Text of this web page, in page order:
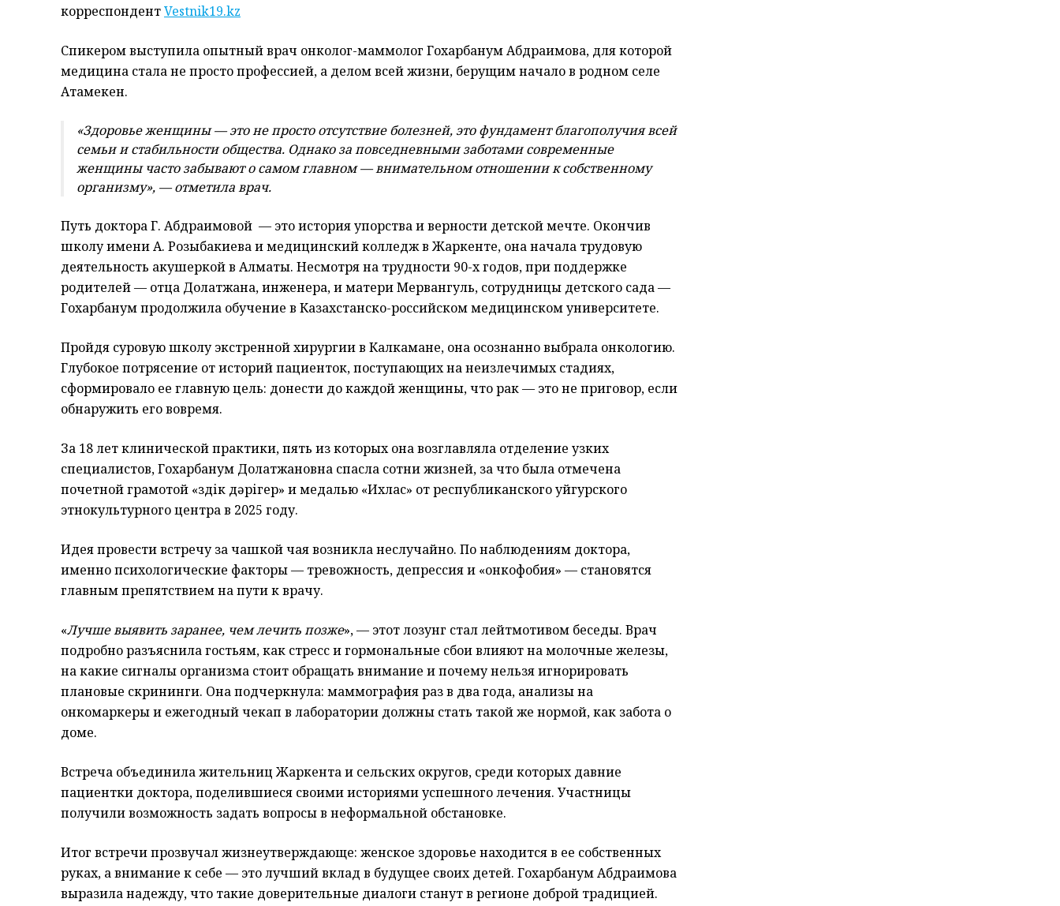
корреспондентVestnik19.kz
Спикером выступила опытный врач онколог-маммолог Гохарбанум Абдраимова, для которой
медицина стала не просто профессией, а делом всей жизни, берущим начало в родном селе
Атамекен.
«Здоровье женщины — это не просто отсутствие болезней, это фундамент благополучия всей
семьи и стабильности общества. Однако за повседневными заботами современные
женщины часто забывают о самом главном — внимательном отношении к собственному
организму», — отметила врач.
Путь доктора Г. Абдраимовой — это история упорства и верности детской мечте. Окончив
школу имени А. Розыбакиева и медицинский колледж в Жаркенте, она начала трудовую
деятельность акушеркой в Алматы. Несмотря на трудности 90-х годов, при поддержке
родителей — отца Долатжана, инженера, и матери Мервангуль, сотрудницы детского сада —
Гохарбанум продолжила обучение в Казахстанско-российском медицинском университете.
Пройдя суровую школу экстренной хирургии в Калкамане, она осознанно выбрала онкологию.
Глубокое потрясение от историй пациенток, поступающих на неизлечимых стадиях,
сформировало ее главную цель: донести до каждой женщины, что рак — это не приговор, если
обнаружить его вовремя.
За 18 лет клинической практики, пять из которых она возглавляла отделение узких
специалистов, Гохарбанум Долатжановна спасла сотни жизней, за что была отмечена
почетной грамотой «Үздік дәрігер» и медалью «Ихлас» от республиканского уйгурского
этнокультурного центра в 2025 году.
Идея провести встречу за чашкой чая возникла неслучайно. По наблюдениям доктора,
именно психологические факторы — тревожность, депрессия и «онкофобия» — становятся
главным препятствием на пути к врачу.
«Лучше выявить заранее, чем лечить позже», — этот лозунг стал лейтмотивом беседы. Врач
подробно разъяснила гостьям, как стресс и гормональные сбои влияют на молочные железы,
на какие сигналы организма стоит обращать внимание и почему нельзя игнорировать
плановые скрининги. Она подчеркнула: маммография раз в два года, анализы на
онкомаркеры и ежегодный чекап в лаборатории должны стать такой же нормой, как забота о
доме.
Встреча объединила жительниц Жаркента и сельских округов, среди которых давние
пациентки доктора, поделившиеся своими историями успешного лечения. Участницы
получили возможность задать вопросы в неформальной обстановке.
Итог встречи прозвучал жизнеутверждающе: женское здоровье находится в ее собственных
руках, а внимание к себе — это лучший вклад в будущее своих детей. Гохарбанум Абдраимова
выразила надежду, что такие доверительные диалоги станут в регионе доброй традицией.